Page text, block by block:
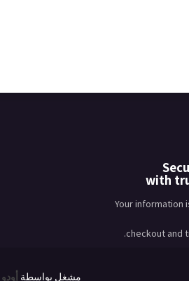
with
Your
checkout and
مشغل بواسطة أودو